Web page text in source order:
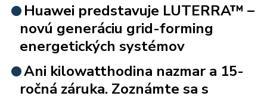
Huawei predstavuje LUTERRA™ –
novú generáciu grid-forming
energetických systémov
Ani kilowatthodina nazmar a 15-
ročná záruka. Zoznámte sa s